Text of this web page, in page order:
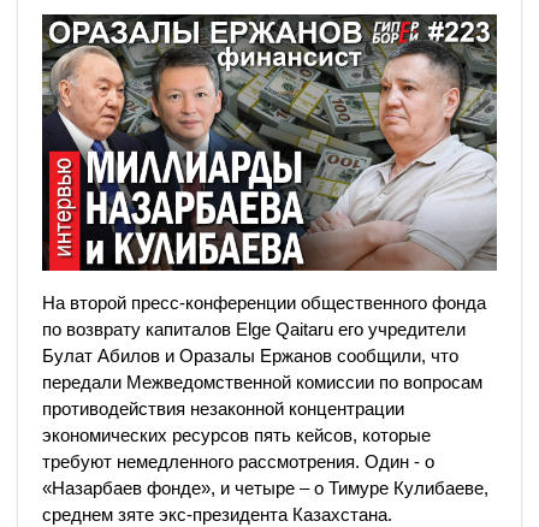
На второй пресс-конференции общественного фонда
по возврату капиталов Elge Qaitaru его учредители
Булат Абилов и Оразалы Ержанов сообщили, что
передали Межведомственной комиссии по вопросам
противодействия незаконной концентрации
экономических ресурсов пять кейсов, которые
требуют немедленного рассмотрения. Один - о
«Назарбаев фонде», и четыре – о Тимуре Кулибаеве,
среднем зяте экс-президента Казахстана.